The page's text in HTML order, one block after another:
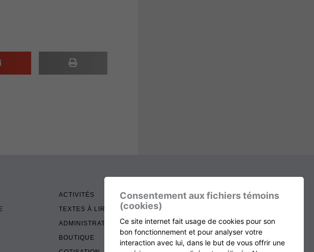
ACTIVITÉS
TEXTES À LIRE
ADMINISTRATION
BOUTIQUE
Consentement aux fichiers témoins
(cookies)
Ce site internet fait usage de cookies pour son
bon fonctionnement et pour analyser votre
interaction avec lui, dans le but de vous offrir une